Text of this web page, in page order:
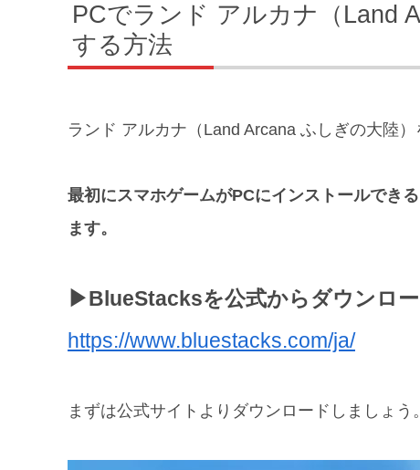
PCでランド アルカナ（Land
する方法
ランド アルカナ（Land Arcana ふしぎの大陸
最初にスマホゲームがPCにインストールでき
ます。
▶BlueStacksを公式からダウンロ
https://www.bluestacks.com/ja/
まずは公式サイトよりダウンロードしましょう。